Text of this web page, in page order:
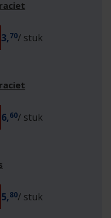
3,70/ stuk
6,60/ stuk
5,80/ stuk